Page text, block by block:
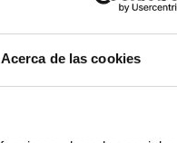
Acerca de las cookies